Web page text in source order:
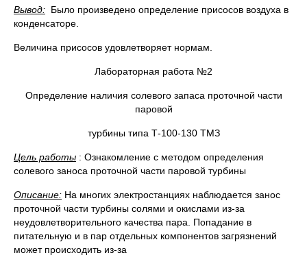
Вывод: Было произведено определение присосов воздуха в
конденсаторе.
Величина присосов удовлетворяет нормам.
Лабораторная работа №2
Определение наличия солевого запаса проточной части
паровой
турбины типа Т-100-130 ТМЗ
Цель работы : Ознакомление с методом определения
солевого заноса проточной части паровой турбины
Описание: На многих электростанциях наблюдается занос
проточной части турбины солями и окислами из-за
неудовлетворительного качества пара. Попадание в
питательную и в пар отдельных компонентов загрязнений
может происходить из-за